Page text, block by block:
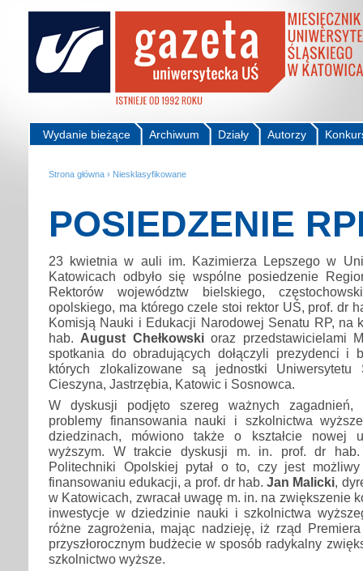
Autorzy
Działy
Archiwum
Wydanie bieżące
Strona główna › Niesklasyfikowane
POSIEDZENIE
23 kwietnia w auli im. Kazimierza Lepszego w
Katowicach odbyło się wspólne posiedzenie
Rektorów województw bielskiego,
opolskiego, ma którego czele stoi rektor UŚ, prof. dr
Komisją Nauki i Edukacji Narodowej Senatu RP, na
hab. August Chełkowskioraz przedstawicielami
spotkania do obradujących dołączyli prezydenci i
których zlokalizowane są jednostki Uniwersytetu
Cieszyna, Jastrzębia, Katowic i Sosnowca.
W dyskusji podjęto szereg ważnych zagadnień,
problemy finansowania nauki i szkolnictwa
dziedzinach, mówiono także o kształcie nowej
wyższym. W trakcie dyskusji m. in. prof. dr
Politechniki Opolskiej pytał o to, czy jest możliwy
finansowaniu edukacji, a prof. dr hab.Jan Malicki,
w Katowicach, zwracał uwagę m. in. na zwiększenie
inwestycje w dziedzinie nauki i szkolnictwa
różne zagrożenia, mając nadzieję, iż rząd
przyszłorocznym budżecie w sposób radykalny
szkolnictwo wyższe.